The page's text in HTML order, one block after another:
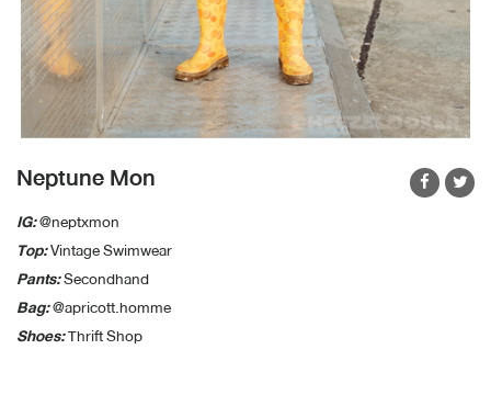
Neptune Mon
IG:@neptxmon
Top:Vintage Swimwear
Pants:Secondhand
Bag:@apricott.homme
Shoes:Thrift Shop